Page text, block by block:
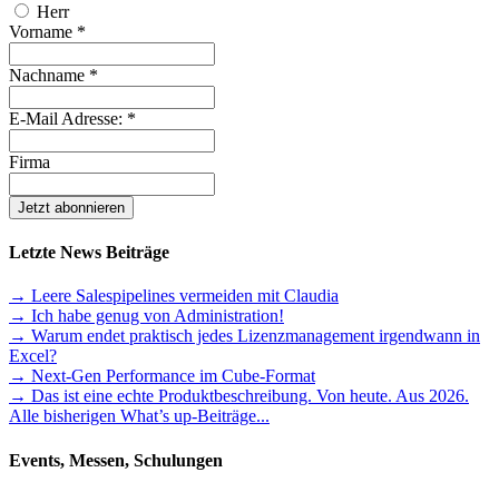
Herr
Vorname *
Nachname *
E-Mail Adresse: *
Firma
Letzte News Beiträge
→ Leere Salespipelines vermeiden mit Claudia
→ Ich habe genug von Administration!
→ Warum endet praktisch jedes Lizenzmanagement irgendwann in
Excel?
→ Next-Gen Performance im Cube-Format
→ Das ist eine echte Produktbeschreibung. Von heute. Aus 2026.
Alle bisherigen What’s up-Beiträge...
Events, Messen, Schulungen